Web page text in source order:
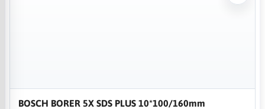
BOSCH BORER 5X SDS PLUS 10*100/160mm